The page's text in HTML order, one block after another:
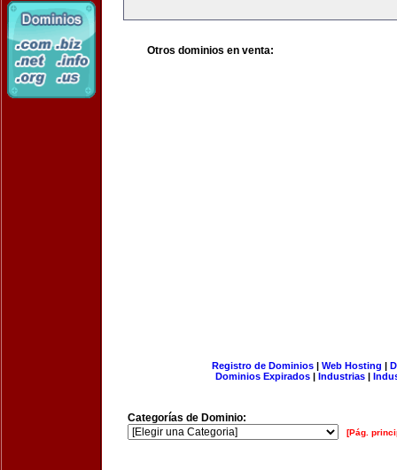
Otros dominios en venta:
Registro de Dominios| Web Hosting |
Dominios Expirados | Industrias |
Categorías de Dominio:
[Pág.